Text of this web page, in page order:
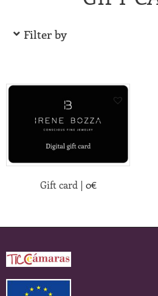
Filter by
Gift card | 0€